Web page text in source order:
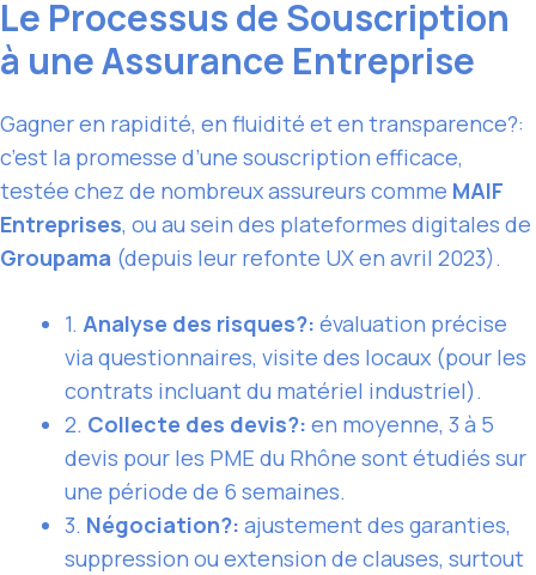
Le Processus de Souscription
à une Assurance Entreprise
Gagner en rapidité, en fluidité et en transparence?:
c’est la promesse d’une souscription efficace,
testée chez de nombreux assureurs comme MAIF
Entreprises, ou au sein des plateformes digitales de
Groupama (depuis leur refonte UX en avril 2023).
1. Analyse des risques?: évaluation précise
via questionnaires, visite des locaux (pour les
contrats incluant du matériel industriel).
2. Collecte des devis?: en moyenne, 3 à 5
devis pour les PME du Rhône sont étudiés sur
une période de 6 semaines.
3. Négociation?: ajustement des garanties,
suppression ou extension de clauses, surtout